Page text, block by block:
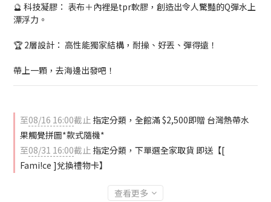
🔮 科技凝膠： 表布＋內裡是tpr軟膠，創造出令人驚豔的Q彈水上
漂浮力。
🏆 2層設計： 高性能獨家結構，耐操、好丟、彈得遠！
帶上一顆，去海邊出發吧！
至08/16 16:00截止 指定分類，全館滿 $2,500即贈 台灣熱帶水
果觸覺拼圖*款式隨機*
至08/31 16:00截止 指定分類，下單選全家取貨 即送【[
Fami!ce ]兌換禮物卡】
查看更多